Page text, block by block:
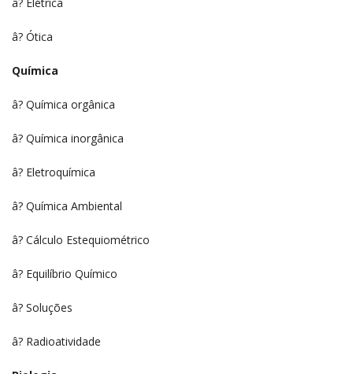
â? Ótica
Química
â? Química orgânica
â? Química inorgânica
â? Eletroquímica
â? Química Ambiental
â? Cálculo Estequiométrico
â? Equilíbrio Químico
â? Soluções
â? Radioatividade